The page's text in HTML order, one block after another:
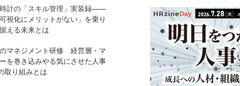
計の「スキル管理」実装録——
視化にメリットがない」を乗り
える未来とは
マネジメント研修 経営層・マ
を巻き込みやる気にさせた人事
取り組みとは